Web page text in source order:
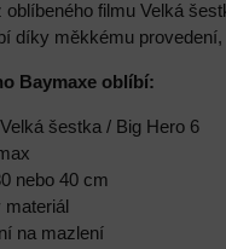
filmu Velká
díky měkkému
Baymaxe oblíbí:
šestka / Big Hero 6
nebo 40 cm
na mazlení